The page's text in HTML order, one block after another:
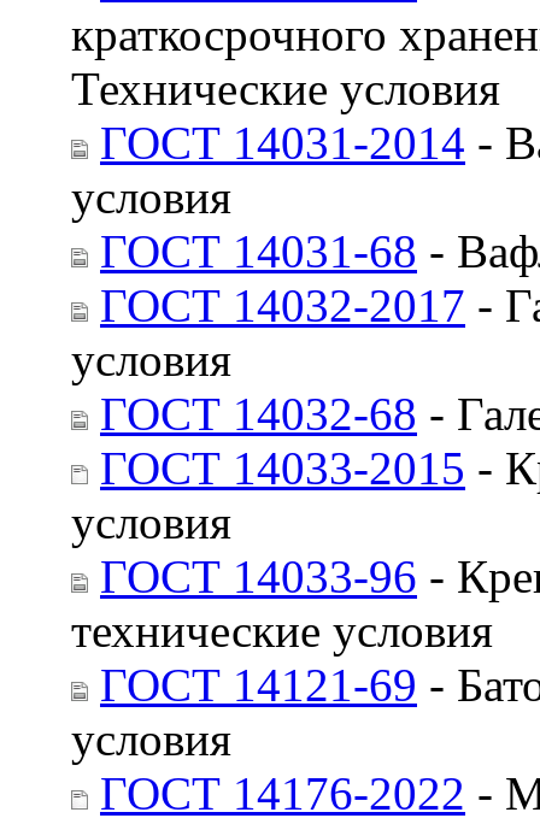
краткосрочного
Технические условия
ГОСТ 14031-2014 -
условия
ГОСТ 14031-68 -
ГОСТ 14032-2017 -
условия
ГОСТ 14032-68 -
ГОСТ 14033-2015 -
условия
ГОСТ 14033-96 -
технические условия
ГОСТ 14121-69 -
условия
ГОСТ 14176-2022 -